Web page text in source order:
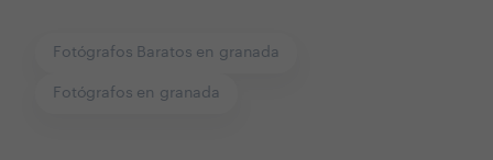
Fotógrafos Baratos en granada
Fotógrafos en granada